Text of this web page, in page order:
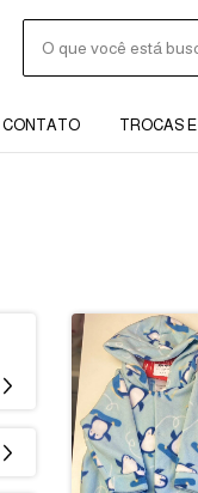
CONTATO TROCAS